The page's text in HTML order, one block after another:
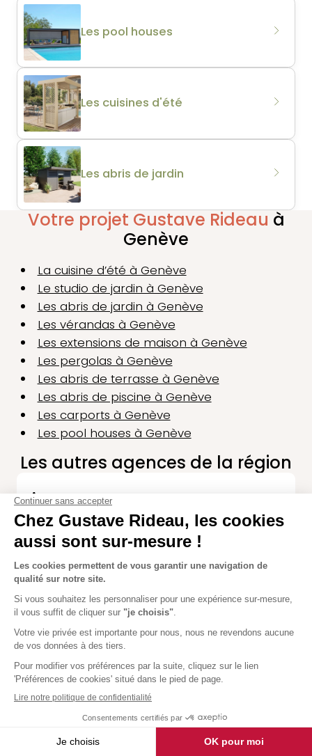
Les pool houses
Les cuisines d'été
Les abris de jardin
Votre projet Gustave Rideau à
Genève
La cuisine d’été à Genève
Le studio de jardin à Genève
Les abris de jardin à Genève
Les vérandas à Genève
Les extensions de maison à Genève
Les pergolas à Genève
Les abris de terrasse à Genève
Les abris de piscine à Genève
Les carports à Genève
Les pool houses à Genève
Les autres agences de la région
Annecy
5 avis
300 rue des peupliers
74330 Epagny-Metz-Tessy
Réouverture demain à 09:30.
Itinéraire
Bourg-en-Bresse
5,0
12 avis
210 Rue de l'Industrie
Fermé